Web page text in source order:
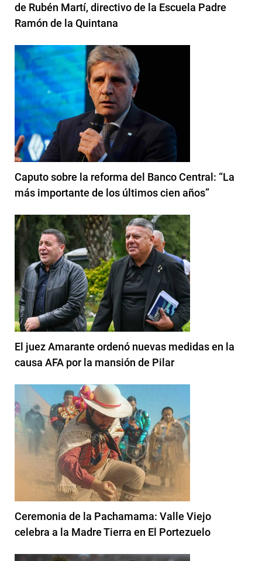
de Rubén Martí, directivo de la Escuela Padre
Ramón de la Quintana
Caputo sobre la reforma del Banco Central: “La
más importante de los últimos cien años”
El juez Amarante ordenó nuevas medidas en la
causa AFA por la mansión de Pilar
Ceremonia de la Pachamama: Valle Viejo
celebra a la Madre Tierra en El Portezuelo